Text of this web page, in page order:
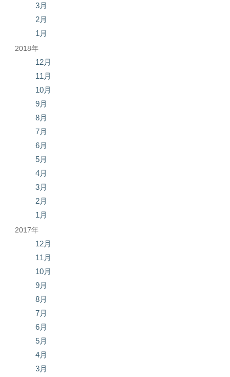
3月
2月
1月
2018年
12月
11月
10月
9月
8月
7月
6月
5月
4月
3月
2月
1月
2017年
12月
11月
10月
9月
8月
7月
6月
5月
4月
3月